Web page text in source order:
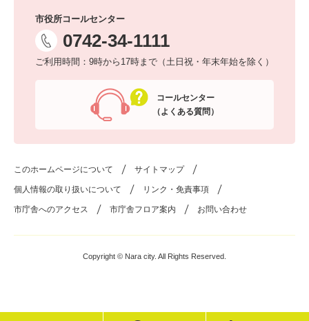
市役所コールセンター
0742-34-1111
ご利用時間：9時から17時まで（土日祝・年末年始を除く）
コールセンター
（よくある質問）
このホームページについて サイトマップ
個人情報の取り扱いについて リンク・免責事項
市庁舎へのアクセス 市庁舎フロア案内 お問い合わせ
Copyright © Nara city. All Rights Reserved.